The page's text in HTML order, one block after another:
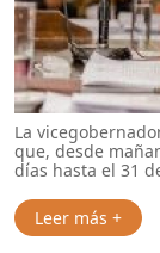
La
que, desde
días hasta el 31
Leer más +